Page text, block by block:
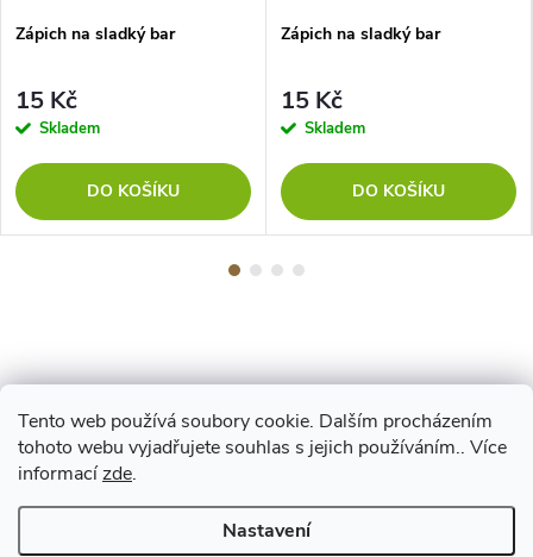
Tento web používá soubory cookie. Dalším procházením
tohoto webu vyjadřujete souhlas s jejich používáním.. Více
informacízde.
Nastavení
Zápich na sladký bar
15 Kč
Skladem
DO KOŠÍKU
Zápich na sladký bar
15 Kč
Skladem
DO KOŠÍKU
Z
á